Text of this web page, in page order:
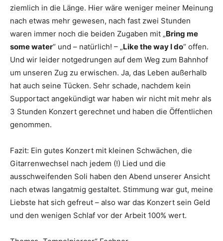
ziemlich in die Länge. Hier wäre weniger meiner Meinung
nach etwas mehr gewesen, nach fast zwei Stunden
waren immer noch die beiden Zugaben mit „Bring me
some water“ und – natürlich! – „Like the way I do“ offen.
Und wir leider notgedrungen auf dem Weg zum Bahnhof
um unseren Zug zu erwischen. Ja, das Leben außerhalb
hat auch seine Tücken. Sehr schade, nachdem kein
Supportact angekündigt war haben wir nicht mit mehr als
3 Stunden Konzert gerechnet und haben die Öffentlichen
genommen.
Fazit: Ein gutes Konzert mit kleinen Schwächen, die
Gitarrenwechsel nach jedem (!) Lied und die
ausschweifenden Soli haben den Abend unserer Ansicht
nach etwas langatmig gestaltet. Stimmung war gut, meine
Liebste hat sich gefreut – also war das Konzert sein Geld
und den wenigen Schlaf vor der Arbeit 100% wert.